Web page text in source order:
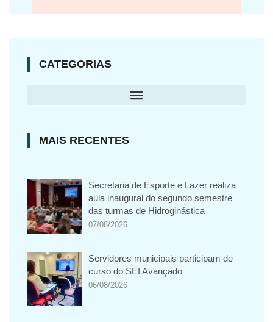
CATEGORIAS
MAIS RECENTES
Secretaria de Esporte e Lazer realiza
aula inaugural do segundo semestre
das turmas de Hidroginástica
07/08/2026
Servidores municipais participam de
curso do SEI Avançado
06/08/2026